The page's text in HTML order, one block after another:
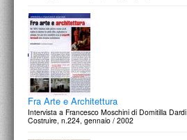
Fra Arte e Architettura
Intervista a Francesco Moschini di Domitilla Dardi
Costruire, n.224, gennaio / 2002